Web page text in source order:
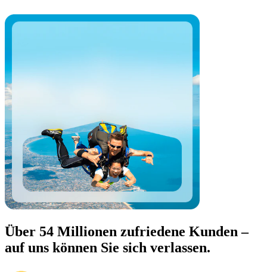
Über 54 Millionen zufriedene Kunden –
auf uns können Sie sich verlassen.